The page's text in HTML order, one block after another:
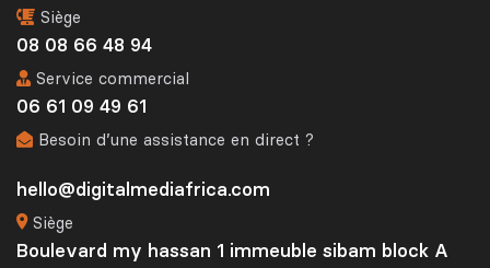
Siège
08 08 66 48 94
Service commercial
06 61 09 49 61
Besoin d’une assistance en direct ?
hello@digitalmediafrica.com
Siège
Boulevard my hassan 1 immeuble sibam block A